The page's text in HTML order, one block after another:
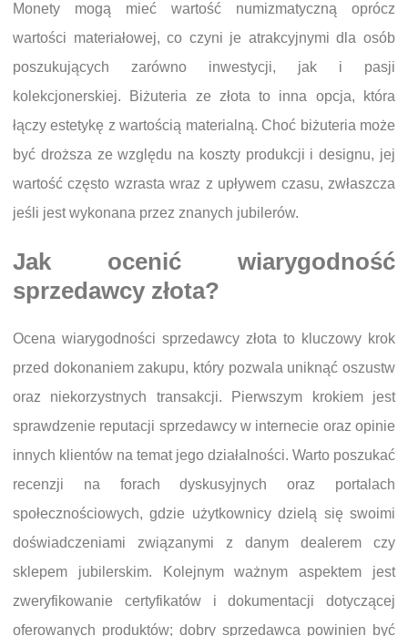
Monety mogą mieć wartość numizmatyczną oprócz
wartości materiałowej, co czyni je atrakcyjnymi dla osób
poszukujących zarówno inwestycji, jak i pasji
kolekcjonerskiej. Biżuteria ze złota to inna opcja, która
łączy estetykę z wartością materialną. Choć biżuteria może
być droższa ze względu na koszty produkcji i designu, jej
wartość często wzrasta wraz z upływem czasu, zwłaszcza
jeśli jest wykonana przez znanych jubilerów.
Jak ocenić wiarygodność
sprzedawcy złota?
Ocena wiarygodności sprzedawcy złota to kluczowy krok
przed dokonaniem zakupu, który pozwala uniknąć oszustw
oraz niekorzystnych transakcji. Pierwszym krokiem jest
sprawdzenie reputacji sprzedawcy w internecie oraz opinie
innych klientów na temat jego działalności. Warto poszukać
recenzji na forach dyskusyjnych oraz portalach
społecznościowych, gdzie użytkownicy dzielą się swoimi
doświadczeniami związanymi z danym dealerem czy
sklepem jubilerskim. Kolejnym ważnym aspektem jest
zweryfikowanie certyfikatów i dokumentacji dotyczącej
oferowanych produktów; dobry sprzedawca powinien być